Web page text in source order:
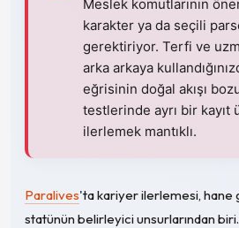
Meslek komutlarının
karakter ya da seçili
gerektiriyor. Terfi ve
arka arkaya
eğrisinin doğal akışı
testlerinde ayrı bir kayıt
ilerlemek mantıklı.
Paralives'ta kariyer ilerlemesi, hane
statünün belirleyici unsurlarından biri.